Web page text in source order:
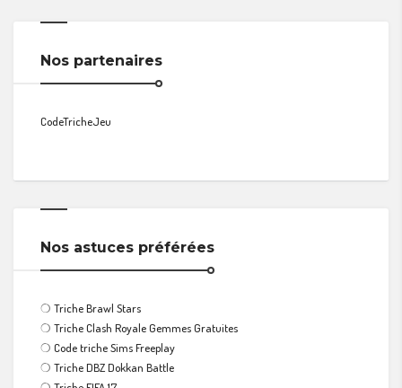
Nos partenaires
CodeTricheJeu
Nos astuces préférées
❍ Triche Brawl Stars
❍ Triche Clash Royale Gemmes Gratuites
❍ Code triche Sims Freeplay
❍ Triche DBZ Dokkan Battle